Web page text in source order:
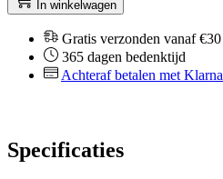
In winkelwagen
Gratis verzonden vanaf €30
365 dagen bedenktijd
Achteraf betalen met Klarna
Specificaties